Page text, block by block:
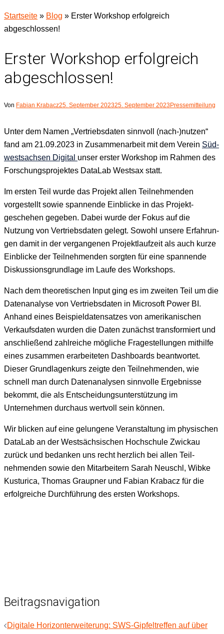
Startseite » Blog » Erster Workshop erfolgreich
abgeschlossen!
Erster Workshop erfolgreich
abgeschlossen!
Von Fabian Krabacz25. September 202325. September 2023Pressemitteilung
Unter dem Namen „Ver­trieb­s­dat­en sin­nvoll (nach-)nutzen“
fand am 21.09.2023 in Zusam­me­nar­beit mit dem Vere­in Süd­
west­sach­sen Dig­i­tal unser erster Work­shop im Rah­men des
Forschung­spro­jek­tes Data­L­ab West­sax statt.
Im ersten Teil wurde das Pro­jekt allen Teil­nehmenden
vorgestellt sowie span­nende Ein­blicke in das Pro­jek­t­
geschehen gegeben. Dabei wurde der Fokus auf die
Nutzung von Ver­trieb­s­dat­en gelegt. Sowohl unsere Erfahrun­
gen damit in der ver­gan­genen Pro­jek­t­laufzeit als auch kurze
Ein­blicke der Teil­nehmenden sorgten für eine span­nende
Diskus­sion­s­grund­lage im Laufe des Workshops.
Nach dem the­o­retis­chen Input ging es im zweit­en Teil um die
Date­n­analyse von Ver­trieb­s­dat­en in Microsoft Pow­er BI.
Anhand eines Beispiel­d­aten­satzes von amerikanis­chen
Verkaufs­dat­en wur­den die Dat­en zunächst trans­formiert und
anschließend zahlre­iche mögliche Fragestel­lun­gen mith­il­fe
eines zusam­men erar­beit­eten Dash­boards beant­wortet.
Dieser Grund­la­genkurs zeigte den Teil­nehmenden, wie
schnell man durch Date­n­analy­sen sin­nvolle Ergeb­nisse
bekommt, die als Entschei­dung­sun­ter­stützung im
Unternehmen dur­chaus wertvoll sein können.
Wir blick­en auf eine gelun­gene Ver­anstal­tung im physis­chen
Data­L­ab an der West­säch­sis­chen Hochschule Zwick­au
zurück und bedanken uns recht her­zlich bei allen Teil­
nehmenden sowie den Mitar­beit­ern Sarah Neuschl, Wibke
Kus­turi­ca, Thomas Graup­n­er und Fabi­an Krabacz für die
erfol­gre­iche Durch­führung des ersten Workshops.
Beitragsnavigation
Digitale Horizonterweiterung: SWS-Gipfeltreffen auf über